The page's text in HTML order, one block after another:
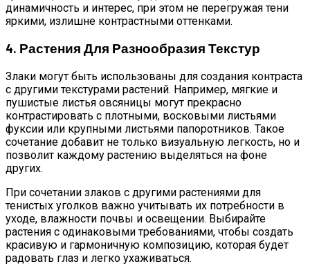
динамичность и интерес, при этом не перегружая тени
яркими, излишне контрастными оттенками.
4. Растения Для Разнообразия Текстур
Злаки могут быть использованы для создания контраста
с другими текстурами растений. Например, мягкие и
пушистые листья овсяницы могут прекрасно
контрастировать с плотными, восковыми листьями
фуксии или крупными листьями папоротников. Такое
сочетание добавит не только визуальную легкость, но и
позволит каждому растению выделяться на фоне
других.
При сочетании злаков с другими растениями для
тенистых уголков важно учитывать их потребности в
уходе, влажности почвы и освещении. Выбирайте
растения с одинаковыми требованиями, чтобы создать
красивую и гармоничную композицию, которая будет
радовать глаз и легко ухаживаться.